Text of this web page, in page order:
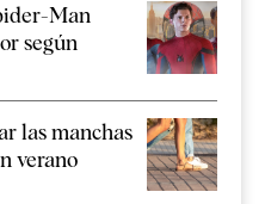
Man
según
las manchas
verano